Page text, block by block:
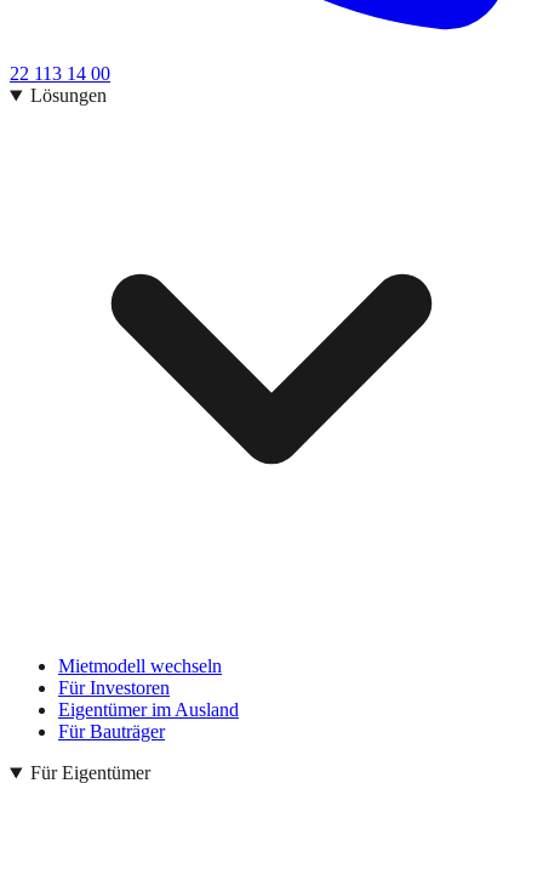
22 113 14 00
Lösungen
Mietmodell wechseln
Für Investoren
Eigentümer im Ausland
Für Bauträger
Für Eigentümer